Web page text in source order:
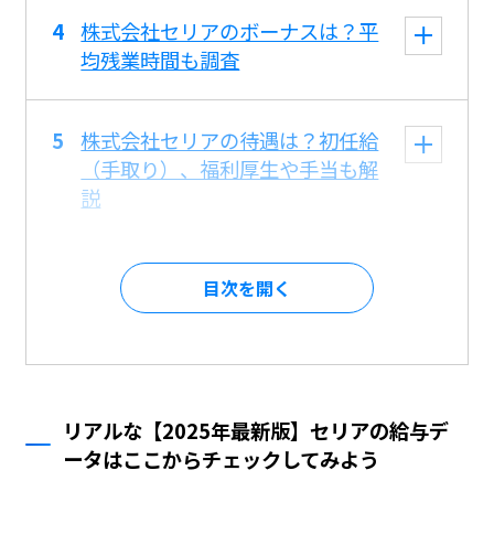
株式会社セリアのボーナスは？平
均残業時間も調査
株式会社セリアの待遇は？初任給
（手取り）、福利厚生や手当も解
説
目次を
リアルな【2025年最新版】セリアの給与デ
ータはここからチェックしてみよう